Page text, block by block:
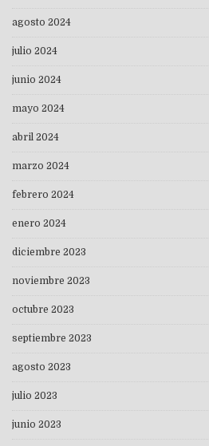
agosto 2024
julio 2024
junio 2024
mayo 2024
abril 2024
marzo 2024
febrero 2024
enero 2024
diciembre 2023
noviembre 2023
octubre 2023
septiembre 2023
agosto 2023
julio 2023
junio 2023